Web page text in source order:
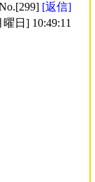
[返信]
日] 10:49:11